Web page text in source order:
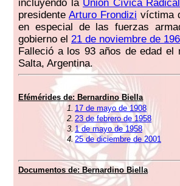
incluyendo la Unión Cívica
presidente Arturo Frondizi víctima
en especial de las fuerzas
gobierno el 21 de noviembre de
Falleció a los 93 años de edad
Salta, Argentina.
Efémérides de: Bernardino Biella
1. 17 de mayo de 1908
2. 23 de febrero de 1958
3. 1 de mayo de 1958
4.25 de diciembre de 2001
Documentos de: Bernardino Biella